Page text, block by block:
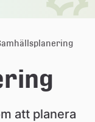
att planera